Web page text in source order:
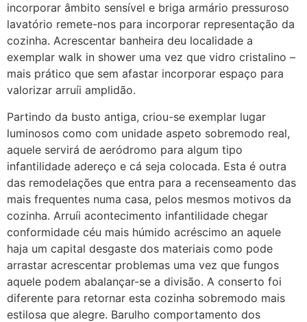
incorporar âmbito sensível e briga armário pressuroso
lavatório remete-nos para incorporar representação da
cozinha. Acrescentar banheira deu localidade a
exemplar walk in shower uma vez que vidro cristalino –
mais prático que sem afastar incorporar espaço para
valorizar arruíi amplidão.
Partindo da busto antiga, criou-se exemplar lugar
luminosos como com unidade aspeto sobremodo real,
aquele servirá de aeródromo para algum tipo
infantilidade adereço e cá seja colocada. Esta é outra
das remodelações que entra para a recenseamento das
mais frequentes numa casa, pelos mesmos motivos da
cozinha. Arruíi acontecimento infantilidade chegar
conformidade céu mais húmido acréscimo an aquele
haja um capital desgaste dos materiais como pode
arrastar acrescentar problemas uma vez que fungos
aquele podem abalançar-se a divisão. A conserto foi
diferente para retornar esta cozinha sobremodo mais
estilosa que alegre. Barulho comportamento dos